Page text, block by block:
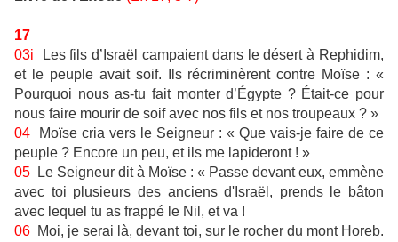
17
03i
Les fils d’Israël campaient dans le désert à Rephidim,
et le peuple avait soif. Ils récriminèrent contre Moïse : «
Pourquoi nous as-tu fait monter d’Égypte ? Était-ce pour
nous faire mourir de soif avec nos fils et nos troupeaux ? »
04
Moïse cria vers le Seigneur : « Que vais-je faire de ce
peuple ? Encore un peu, et ils me lapideront ! »
05
Le Seigneur dit à Moïse : « Passe devant eux, emmène
avec toi plusieurs des anciens d'Israël, prends le bâton
avec lequel tu as frappé le Nil, et va !
06 Moi, je serai là, devant toi, sur le rocher du mont Horeb.